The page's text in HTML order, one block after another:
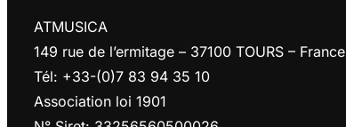
ATMUSICA
149 rue de l’ermitage – 37100 TOURS – France
Tél: +33-(0)7 83 94 35 10
Association loi 1901